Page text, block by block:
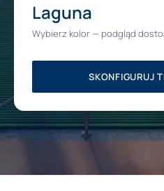
Laguna
Wybierz kolor — podgląd
SKONFIGURUJ